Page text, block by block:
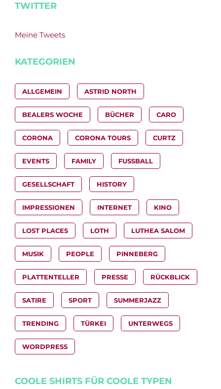
TWITTER
Meine Tweets
KATEGORIEN
ALLGEMEIN ASTRID NORTH
BEALERS WOCHE BÜCHER CARO
CORONA CORONA TOURS CURTZ
EVENTS FAMILY FUSSBALL
GESELLSCHAFT HISTORY
IMPRESSIONEN INTERNET KINO
LOST PLACES LOTH LUTHEA SALOM
MUSIK PEOPLE PINNEBERG
PLATTENTELLER PRESSE RÜCKBLICK
SATIRE SPORT SUMMERJAZZ
TRENDING TÜRKEI UNTERWEGS
WORDPRESS
COOLE SHIRTS FÜR COOLE TYPEN